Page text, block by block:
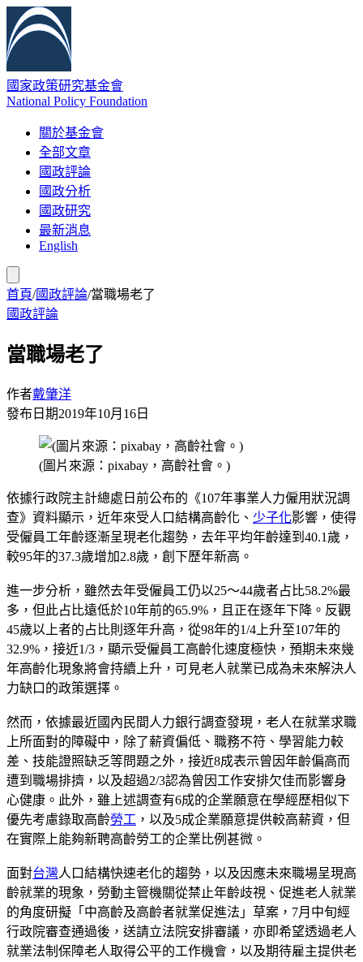
國家政策研究基金會
National Policy Foundation
關於基金會
全部文章
國政評論
國政分析
國政研究
最新消息
English
首頁/國政評論/當職場老了
國政評論
當職場老了
作者戴肇洋
發布日期2019年10月16日
(圖片來源：pixabay，高齡社會。)
依據行政院主計總處日前公布的《107年事業人力僱用狀況調
查》資料顯示，近年來受人口結構高齡化、 少子化影響，使得
受僱員工年齡逐漸呈現老化趨勢，去年平均年齡達到40.1歲，
較95年的37.3歲增加2.8歲，創下歷年新高。
進一步分析，雖然去年受僱員工仍以25～44歲者占比58.2%最
多，但此占比遠低於10年前的65.9%，且正在逐年下降。反觀
45歲以上者的占比則逐年升高，從98年的1/4上升至107年的
32.9%，接近1/3，顯示受僱員工高齡化速度極快，預期未來幾
年高齡化現象將會持續上升，可見老人就業已成為未來解決人
力缺口的政策選擇。
然而，依據最近國內民間人力銀行調查發現，老人在就業求職
上所面對的障礙中，除了薪資偏低、職務不符、學習能力較
差、技能證照缺乏等問題之外，接近8成表示曾因年齡偏高而
遭到職場排擠，以及超過2/3認為曾因工作安排欠佳而影響身
心健康。此外，雖上述調查有6成的企業願意在學經歷相似下
優先考慮錄取高齡勞工 ，以及5成企業願意提供較高薪資，但
在實際上能夠新聘高齡勞工的企業比例甚微。
面對台灣人口結構快速老化的趨勢，以及因應未來職場呈現高
齡就業的現象，勞動主管機關從禁止年齡歧視、促進老人就業
的角度研擬「中高齡及高齡者就業促進法」草案，7月中旬經
行政院審查通過後，送請立法院安排審議，亦即希望透過老人
就業法制保障老人取得公平的工作機會，以及期待雇主提供老